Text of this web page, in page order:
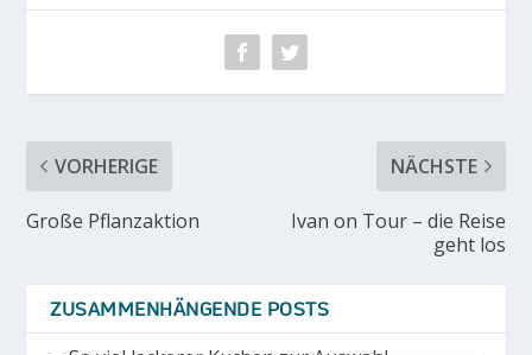
VORHERIGE
Große Pflanzaktion
NÄCHSTE
Ivan on Tour – die Reise
geht los
ZUSAMMENHÄNGENDE POSTS